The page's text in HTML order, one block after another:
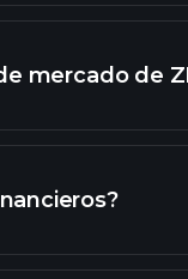
mercado de
lista de
financieros